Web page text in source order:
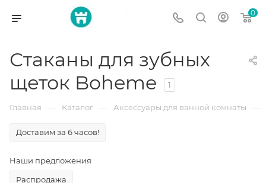
0
Стаканы для зубных
щеток Boheme
1
Главная — Каталог — Аксессуары для ванной комнаты —
Доставим за 6 часов!
Наши предложения
Распродажа